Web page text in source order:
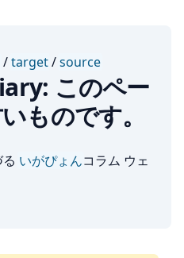
/target/source
このペー
ものです。
いがぴょんコラム ウェ